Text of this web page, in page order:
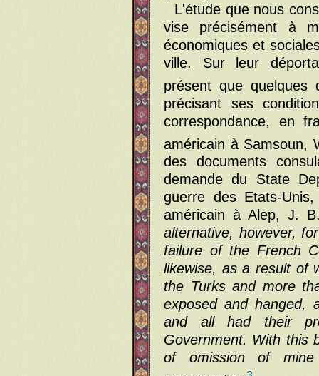
L'étude que nous
vise précisément à
économiques et
ville. Sur leur
présent que quelques
précisant ses
correspondance, en
américain à Samsoun,
des documents
demande du State
guerre des Etats-
américain à Alep, J.
alternative, however,
failure of the French
likewise, as a result of
the Turks and more
exposed and hanged,
and all had their
Government. With this
of omission of